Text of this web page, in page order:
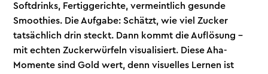
Softdrinks, Fertiggerichte, vermeintlich gesunde
Smoothies. Die Aufgabe: Schätzt, wie viel Zucker
tatsächlich drin steckt. Dann kommt die Auflösung –
mit echten Zuckerwürfeln visualisiert. Diese Aha-
Momente sind Gold wert, denn visuelles Lernen ist